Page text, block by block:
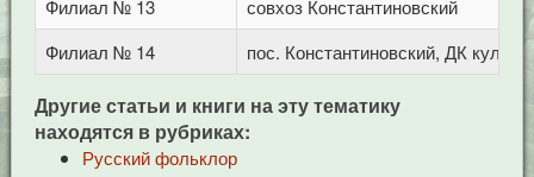
Филиал № 13
совхоз Константиновский
Филиал № 14
пос. Константиновский, ДК
Другие статьи и книги на эту тематику
находятся в рубриках:
Русский фольклор